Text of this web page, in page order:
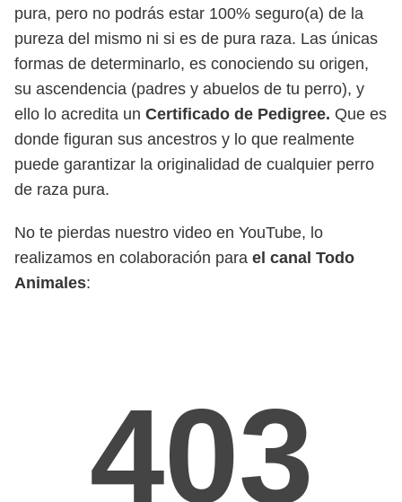
pura, pero no podrás estar 100% seguro(a) de la
pureza del mismo ni si es de pura raza. Las únicas
formas de determinarlo, es conociendo su origen,
su ascendencia (padres y abuelos de tu perro), y
ello lo acredita un Certificado de Pedigree. Que es
donde figuran sus ancestros y lo que realmente
puede garantizar la originalidad de cualquier perro
de raza pura.
No te pierdas nuestro video en YouTube, lo
realizamos en colaboración para el canal Todo
Animales: